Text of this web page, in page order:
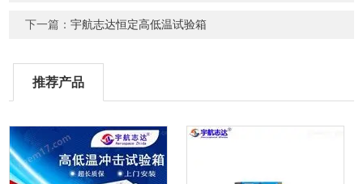
下一篇：宇航志达恒定高低温试验箱
推荐产品